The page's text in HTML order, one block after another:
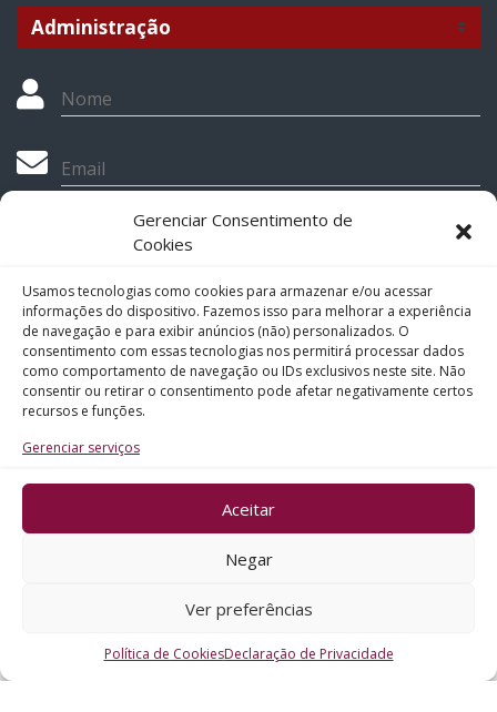
Gerenciar Consentimento de
Cookies
Usamos tecnologias como cookies para armazenar e/ou acessar
informações do dispositivo. Fazemos isso para melhorar a experiência
de navegação e para exibir anúncios (não) personalizados. O
consentimento com essas tecnologias nos permitirá processar dados
como comportamento de navegação ou IDs exclusivos neste site. Não
consentir ou retirar o consentimento pode afetar negativamente certos
recursos e funções.
Gerenciar serviços
Aceitar
Negar
Ver preferências
Política de CookiesDeclaração de Privacidade
Nome
Email
Telefone
Assunto
Mensagem